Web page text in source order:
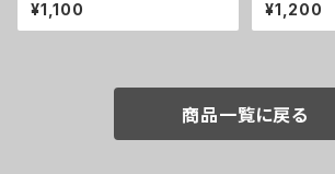
¥1,100 ¥1,200
商品一覧に戻る